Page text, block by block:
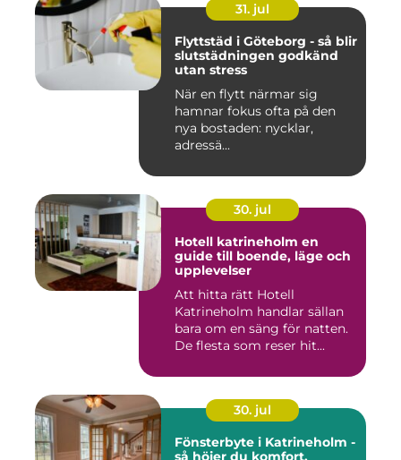
31. jul
Flyttstäd i Göteborg - så blir
slutstädningen godkänd
utan stress
När en flytt närmar sig
hamnar fokus ofta på den
nya bostaden: nycklar,
adressä...
30. jul
Hotell katrineholm en
guide till boende, läge och
upplevelser
Att hitta rätt Hotell
Katrineholm handlar sällan
bara om en säng för natten.
De flesta som reser hit...
30. jul
Fönsterbyte i Katrineholm -
så höjer du komfort,